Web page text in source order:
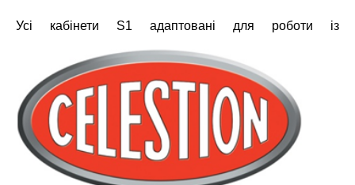
Усі кабінети S1 адаптовані для роботи із